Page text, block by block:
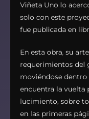
Viñeta Uno lo
solo con este
fue publicada en
En esta obra, su
requerimientos del
moviéndose dentro
encuentra la vuelta
lucimiento, sobre
en las primeras